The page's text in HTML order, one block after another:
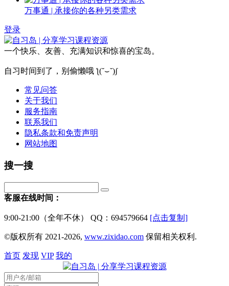
万事通 | 承接你的各种另类需求
登录
一个快乐、友善、充满知识和惊喜的宝岛。
自习时间到了，别偷懒哦 ƪ(˘⌣˘)ʃ
常见问答
关于我们
服务指南
联系我们
隐私条款和免责声明
网站地图
搜一搜
客服在线时间：
9:00-21:00（全年不休） QQ：694579664 [点击复制]
©版权所有 2021-2026, www.zixidao.com 保留相关权利.
首页 发现 VIP 我的